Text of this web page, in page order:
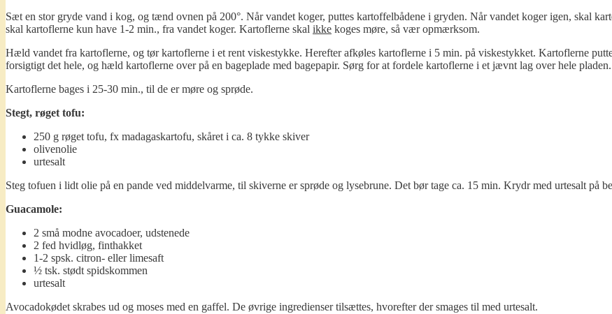
Sæt en stor gryde vand i kog, og tænd ovnen på 200°. Når vandet koger, puttes kartoffelbådene i gryden. Når vandet koger igen, skal
skal kartoflerne kun have 1-2 min., fra vandet koger. Kartoflerne skal ikke koges møre, så vær opmærksom.
Hæld vandet fra kartoflerne, og tør kartoflerne i et rent viskestykke. Herefter afkøles kartoflerne i 5 min. på viskestykket. Kartoflerne
forsigtigt det hele, og hæld kartoflerne over på en bageplade med bagepapir. Sørg for at fordele kartoflerne i et jævnt lag over hele pladen.
Kartoflerne bages i 25-30 min., til de er møre og sprøde.
Stegt, røget tofu:
250 g røget tofu, fx madagaskartofu, skåret i ca. 8 tykke skiver
olivenolie
urtesalt
Steg tofuen i lidt olie på en pande ved middelvarme, til skiverne er sprøde og lysebrune. Det bør tage ca. 15 min. Krydr med urtesalt på
Guacamole:
2 små modne avocadoer, udstenede
2 fed hvidløg, finthakket
1-2 spsk. citron- eller limesaft
½ tsk. stødt spidskommen
urtesalt
Avocadokødet skrabes ud og moses med en gaffel. De øvrige ingredienser tilsættes, hvorefter der smages til med urtesalt.